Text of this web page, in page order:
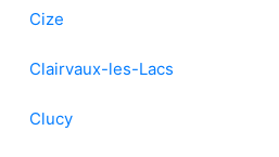
Cize
Clairvaux-les-Lacs
Clucy